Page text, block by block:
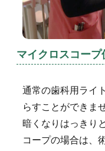
マイクロスコー
通常の歯科用ライ
らすことができま
暗くなりはっきり
コープの場合は、